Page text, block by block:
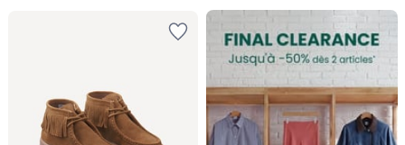
FINAL
CLEARANCE